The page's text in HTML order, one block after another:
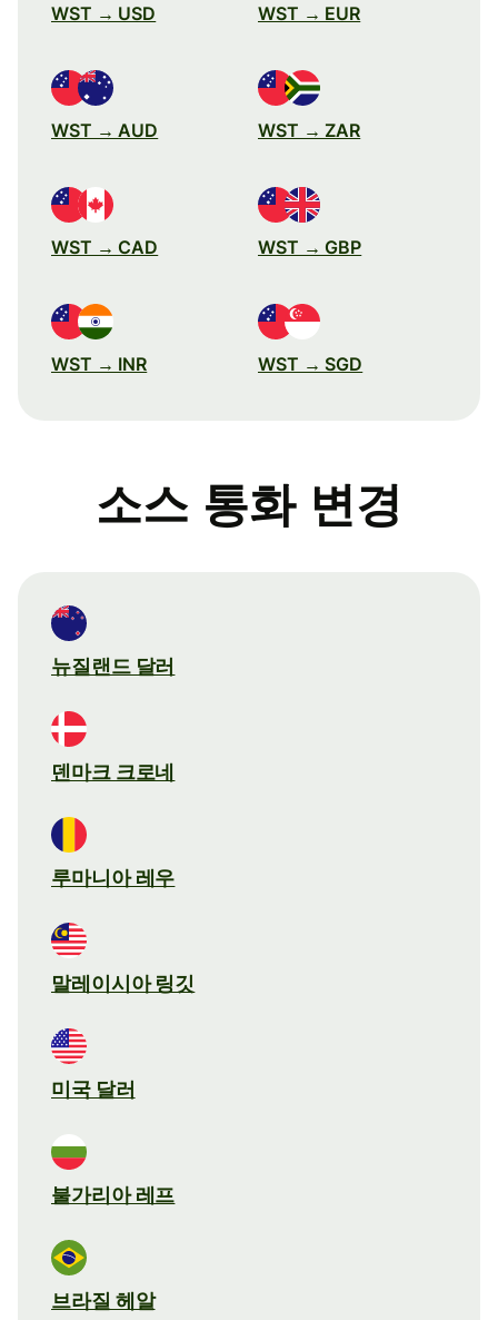
WST → USD WST → EUR
WST → AUD WST → ZAR
WST → CAD WST → GBP
WST → INR WST → SGD
소스 통화 변경
뉴질랜드 달러
덴마크 크로네
루마니아 레우
말레이시아 링깃
미국 달러
불가리아 레프
브라질 헤알